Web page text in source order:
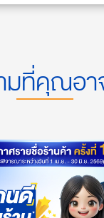
มที่คุณอา